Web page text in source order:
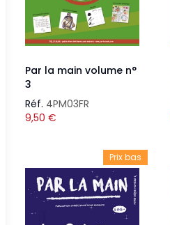
Par la main volume n°
3
Réf. 4PM03FR
9,50 €
Prix bas